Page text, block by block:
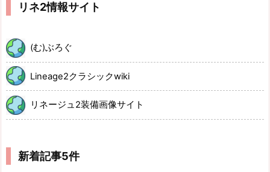
リネ2情報サイト
(む)ぶろぐ
Lineage2クラシックwiki
リネージュ2装備画像サイト
新着記事5件